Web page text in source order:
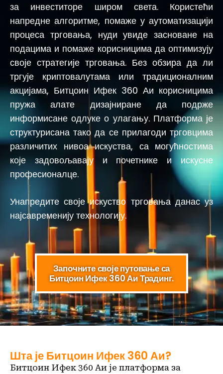
за инвеститоре широм света. Користећи
напредне алгоритме, помаже у аутоматизацији
процеса трговања, нуди увиде засноване на
подацима и помаже корисницима да оптимизују
своје стратегије трговања. Без обзира да ли
тргује криптовалутама или традиционалним
акцијама, Битцоин Ифек 360 Аи корисницима
пружа алате дизајниране да подрже
информисане одлуке о улагању. Платформа је
структурисана тако да се прилагоди трговцима
различитих нивоа искуства, са могућностима
које задовољавају и почетнике и искусне
професионалце.
Унапредите своје искуство трговања данас уз
најсавременију технологију.
Започните своје путовање са
Битцоин Ифек 360 Аи Традинг.
Шта је Битцоин Ифек 360 Аи?
Битцоин Ифек 360 Аи је платформа за